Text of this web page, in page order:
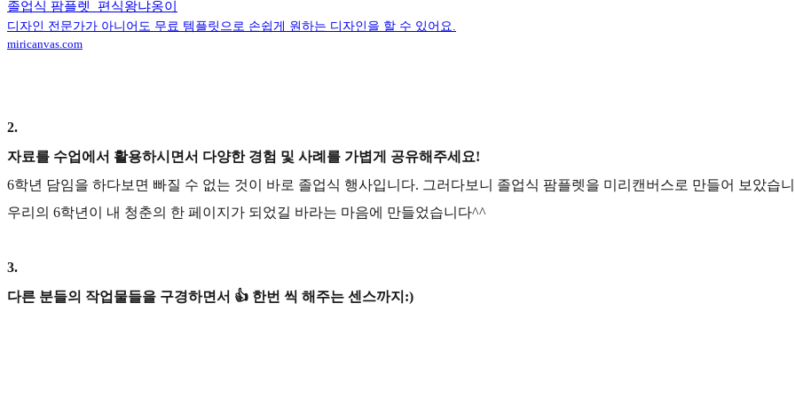
졸업식 팜플렛_편식왕냐옹이
디자인 전문가가 아니어도 무료 템플릿으로 손쉽게 원하는 디자인을 할 수 있어요.
miricanvas.com
2.
자료를 수업에서 활용하시면서 다양한 경험 및 사례를 가볍게 공유해주세요!
6학년 담임을 하다보면 빠질 수 없는 것이 바로 졸업식 행사입니다. 그러다보니 졸업식 팜플렛을 미리캔버스로 만들어 보았습
우리의 6학년이 내 청춘의 한 페이지가 되었길 바라는 마음에 만들었습니다^^
3.
다른 분들의 작업물들을 구경하면서 👍 한번 씩 해주는 센스까지:)